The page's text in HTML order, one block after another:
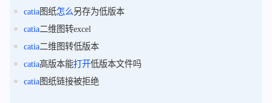
catia图纸怎么另存为低版本
catia二维图转excel
catia二维图转低版本
catia高版本能打开低版本文件吗
catia图纸链接被拒绝